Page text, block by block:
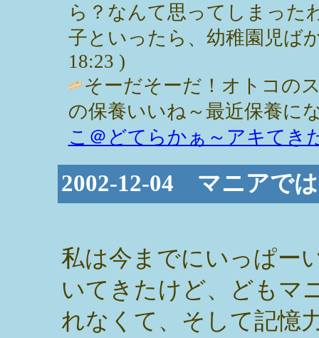
ら？なんて思ってしまった
子といったら、幼稚園児ば
18:23 )
そーだそーだ！オトコの
の保養いいね～最近保養に
こ＠どてらかぁ～アキてき
2002-12-04 マニアで
私は今までにいっぱー
いてきたけど、どもマ
れなくて、そして記憶